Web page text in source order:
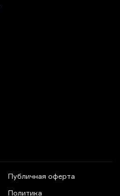
Публичная оферта
Политика